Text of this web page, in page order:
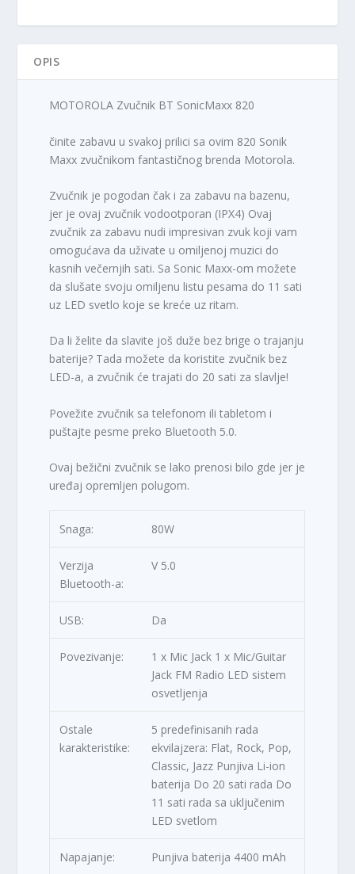
j
e
i
l
:
3
1
.
9
9
0
,
0
0
R
D
.
:
.
8
0
0
0
R
S
.
OPIS
MOTOROLA Zvučnik BT SonicMaxx 820
činite zabavu u svakoj prilici sa ovim 820 Sonik
Maxx zvučnikom fantastičnog brenda Motorola.
Zvučnik je pogodan čak i za zabavu na bazenu,
jer je ovaj zvučnik vodootporan (IPX4) Ovaj
zvučnik za zabavu nudi impresivan zvuk koji vam
omogućava da uživate u omiljenoj muzici do
kasnih večernjih sati. Sa Sonic Maxx-om možete
da slušate svoju omiljenu listu pesama do 11 sati
uz LED svetlo koje se kreće uz ritam.
Da li želite da slavite još duže bez brige o trajanju
baterije? Tada možete da koristite zvučnik bez
LED-a, a zvučnik će trajati do 20 sati za slavlje!
Povežite zvučnik sa telefonom ili tabletom i
puštajte pesme preko Bluetooth 5.0.
Ovaj bežični zvučnik se lako prenosi bilo gde jer je
uređaj opremljen polugom.
Snaga: 80W
Verzija
Bluetooth-a:
V 5.0
USB: Da
Povezivanje:
1 x Mic Jack 1 x Mic/Guitar
Jack FM Radio LED sistem
osvetljenja
Ostale
karakteristike:
5 predefinisanih rada
ekvilajzera: Flat, Rock, Pop,
Classic, Jazz Punjiva Li-ion
baterija Do 20 sati rada Do
11 sati rada sa uključenim
LED svetlom
Napajanje: Punjiva baterija 4400 mAh